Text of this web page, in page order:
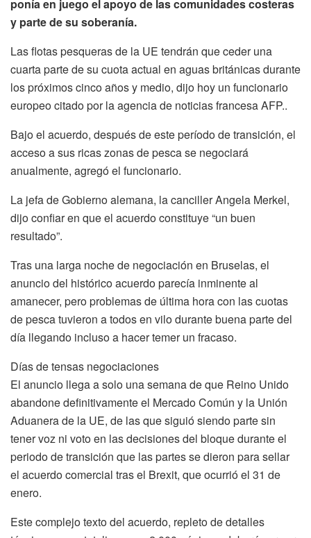
ponía en juego el apoyo de las comunidades costeras
y parte de su soberanía.
Las flotas pesqueras de la UE tendrán que ceder una
cuarta parte de su cuota actual en aguas británicas durante
los próximos cinco años y medio, dijo hoy un funcionario
europeo citado por la agencia de noticias francesa AFP..
Bajo el acuerdo, después de este período de transición, el
acceso a sus ricas zonas de pesca se negociará
anualmente, agregó el funcionario.
La jefa de Gobierno alemana, la canciller Angela Merkel,
dijo confiar en que el acuerdo constituye “un buen
resultado”.
Tras una larga noche de negociación en Bruselas, el
anuncio del histórico acuerdo parecía inminente al
amanecer, pero problemas de última hora con las cuotas
de pesca tuvieron a todos en vilo durante buena parte del
día llegando incluso a hacer temer un fracaso.
Días de tensas negociaciones
El anuncio llega a solo una semana de que Reino Unido
abandone definitivamente el Mercado Común y la Unión
Aduanera de la UE, de las que siguió siendo parte sin
tener voz ni voto en las decisiones del bloque durante el
periodo de transición que las partes se dieron para sellar
el acuerdo comercial tras el Brexit, que ocurrió el 31 de
enero.
Este complejo texto del acuerdo, repleto de detalles